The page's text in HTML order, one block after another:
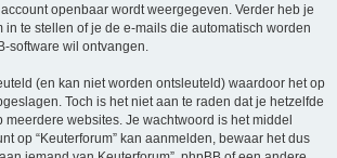
openbaar wordt weergegeven. Verder heb je
te stellen of je de e-mails die automatisch worden
software wil ontvangen.
(en kan niet worden ontsleuteld) waardoor het op
Toch is het niet aan te raden dat je hetzelfde
websites. Je wachtwoord is het middel
op “Keuterforum” kan aanmelden, bewaar het dus